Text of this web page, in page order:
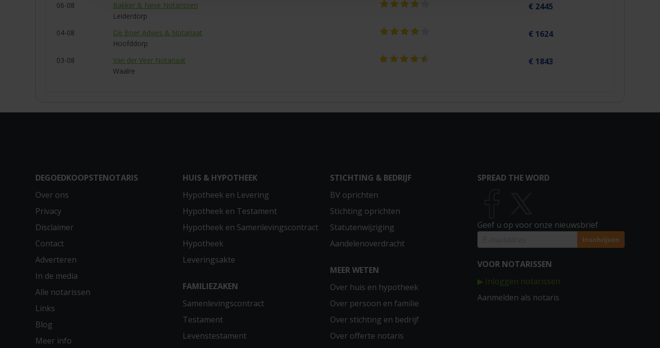
06-08
Bakker & Neve Notarissen
Leiderdorp
€ 2445
04-08
De Boer Advies & Notariaat
Hoofddorp
€ 1624
03-08
Van der Veer Notariaat
Waalre
€ 1843
DEGOEDKOOPSTENOTARIS
Over ons
Privacy
Disclaimer
Contact
Adverteren
In de media
Alle notarissen
Links
Blog
Meer info
HUIS & HYPOTHEEK
Hypotheek en Levering
Hypotheek en Testament
Hypotheek en Samenlevingscontract
Hypotheek
Leveringsakte
FAMILIEZAKEN
Samenlevingscontract
Testament
Levenstestament
STICHTING & BEDRIJF
BV oprichten
Stichting oprichten
Statutenwijziging
Aandelenoverdracht
MEER WETEN
Over huis en hypotheek
Over persoon en familie
Over stichting en bedrijf
Over offerte notaris
SPREAD THE WORD
Geef u op voor onze nieuwsbrief
VOOR NOTARISSEN
▶ Inloggen notarissen
Aanmelden als notaris